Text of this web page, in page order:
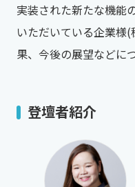
実装された新たな機能
いただいている企業様
果、今後の展望などに
登壇者紹介